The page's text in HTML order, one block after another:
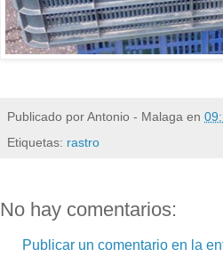
Publicado porAntonio - Malaga en
Etiquetas: rastro
No hay comentarios:
Publicar un comentario en la